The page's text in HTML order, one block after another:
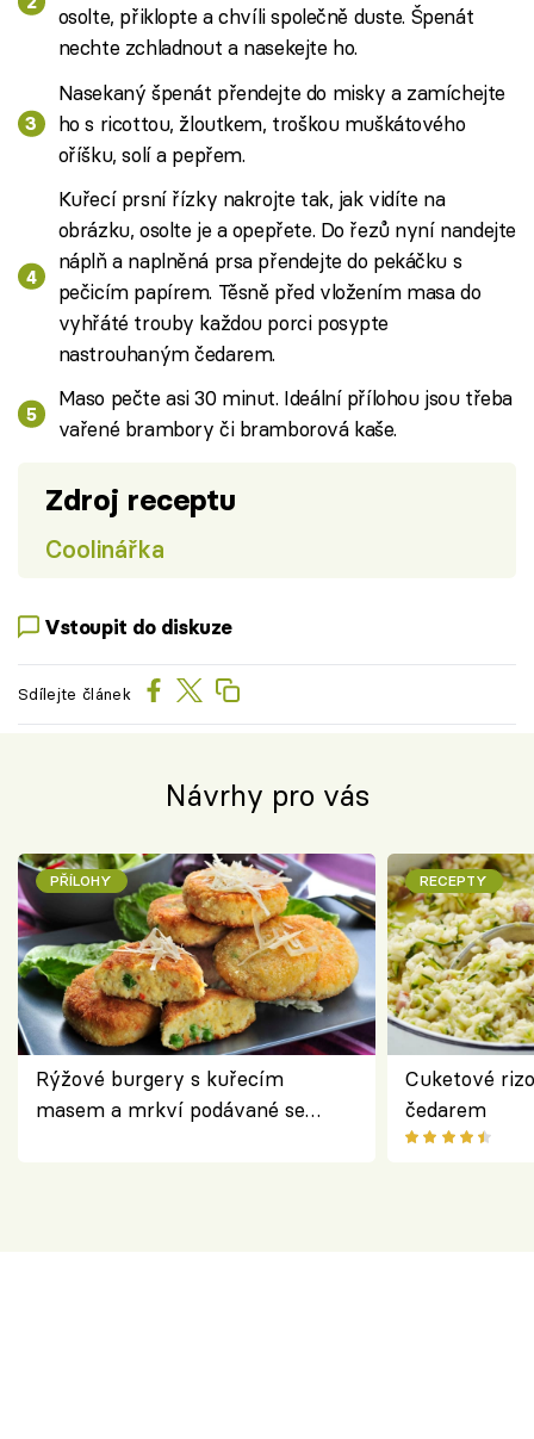
osolte, přiklopte a chvíli společně duste. Špenát
nechte zchladnout a nasekejte ho.
Nasekaný špenát přendejte do misky a zamíchejte
ho s ricottou, žloutkem, troškou muškátového
oříšku, solí a pepřem.
Kuřecí prsní řízky nakrojte tak, jak vidíte na
obrázku, osolte je a opepřete. Do řezů nyní nandejte
náplň a naplněná prsa přendejte do pekáčku s
pečicím papírem. Těsně před vložením masa do
vyhřáté trouby každou porci posypte
nastrouhaným čedarem.
Maso pečte asi 30 minut. Ideální přílohou jsou třeba
vařené brambory či bramborová kaše.
Zdroj receptu
Coolinářka
Vstoupit do diskuze
Sdílejte článek
Návrhy pro vás
PŘÍLOHY
Rýžové burgery s kuřecím
masem a mrkví podávané se
RECEPTY
Cuketové
čedarem